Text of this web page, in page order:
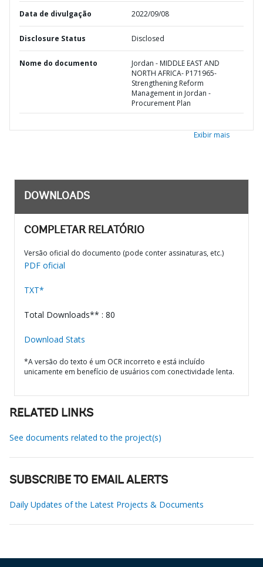
Data de divulgação 2022/09/08
Disclosure Status Disclosed
Nome do documento
Jordan - MIDDLE EAST AND
NORTH AFRICA- P171965-
Strengthening Reform
Management in Jordan -
Procurement Plan
Exibir mais
DOWNLOADS
COMPLETAR RELATÓRIO
Versão oficial do documento (pode conter assinaturas, etc.)
PDF oficial
TXT*
Total Downloads** : 80
Download Stats
*A versão do texto é um OCR incorreto e está incluído
unicamente em benefício de usuários com conectividade lenta.
RELATED LINKS
See documents related to the project(s)
SUBSCRIBE TO EMAIL ALERTS
Daily Updates of the Latest Projects & Documents